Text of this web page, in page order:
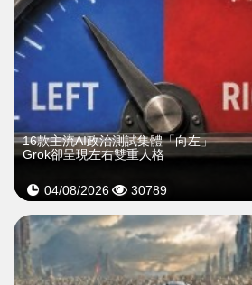
16款主流AI政治測試集體「向左」
Grok卻呈現左右雙重人格
04/08/2026 30789